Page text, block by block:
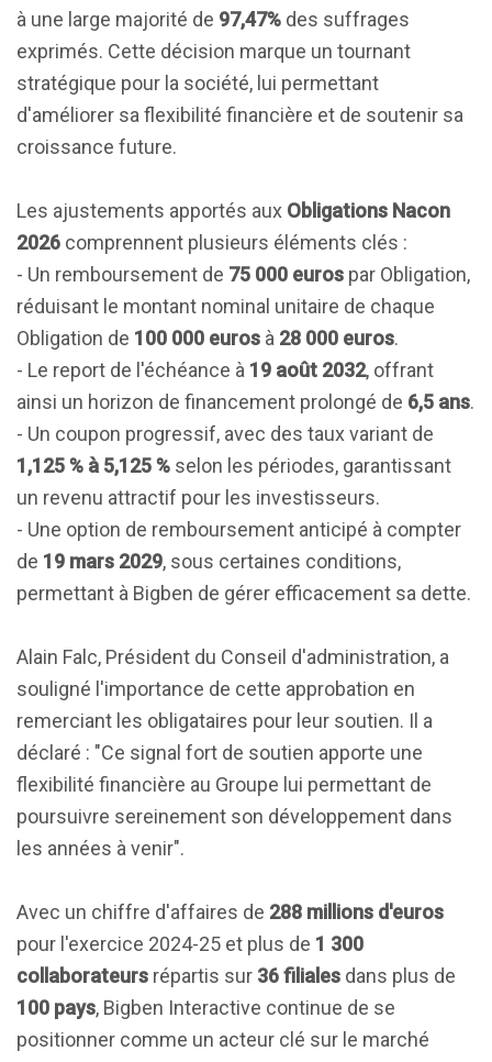
à une large majorité de 97,47% des suffrages
exprimés. Cette décision marque un tournant
stratégique pour la société, lui permettant
d'améliorer sa flexibilité financière et de soutenir sa
croissance future.
Les ajustements apportés aux Obligations Nacon
2026 comprennent plusieurs éléments clés :
- Un remboursement de 75 000 euros par Obligation,
réduisant le montant nominal unitaire de chaque
Obligation de 100 000 euros à 28 000 euros.
- Le report de l'échéance à 19 août 2032, offrant
ainsi un horizon de financement prolongé de 6,5 ans.
- Un coupon progressif, avec des taux variant de
1,125 % à 5,125 % selon les périodes, garantissant
un revenu attractif pour les investisseurs.
- Une option de remboursement anticipé à compter
de 19 mars 2029, sous certaines conditions,
permettant à Bigben de gérer efficacement sa dette.
Alain Falc, Président du Conseil d'administration, a
souligné l'importance de cette approbation en
remerciant les obligataires pour leur soutien. Il a
déclaré : "Ce signal fort de soutien apporte une
flexibilité financière au Groupe lui permettant de
poursuivre sereinement son développement dans
les années à venir".
Avec un chiffre d'affaires de 288 millions d'euros
pour l'exercice 2024-25 et plus de 1 300
collaborateurs répartis sur 36 filiales dans plus de
100 pays, Bigben Interactive continue de se
positionner comme un acteur clé sur le marché